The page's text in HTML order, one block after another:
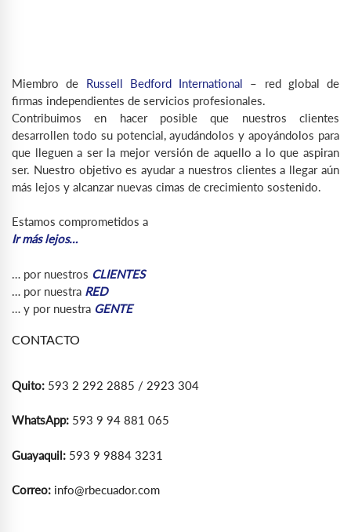
Miembro de Russell Bedford International – red global de
firmas independientes de servicios profesionales.
Contribuimos en hacer posible que nuestros clientes
desarrollen todo su potencial, ayudándolos y apoyándolos para
que lleguen a ser la mejor versión de aquello a lo que aspiran
ser. Nuestro objetivo es ayudar a nuestros clientes a llegar aún
más lejos y alcanzar nuevas cimas de crecimiento sostenido.
Estamos comprometidos a
Ir más lejos…
… por nuestros CLIENTES
… por nuestra RED
… y por nuestra GENTE
CONTACTO
Quito: 593 2 292 2885 / 2923 304
WhatsApp: 593 9 94 881 065
Guayaquil: 593 9 9884 3231
Correo: info@rbecuador.com